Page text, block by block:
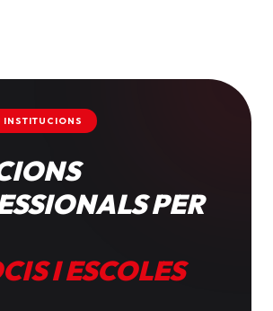
INSTITUCIONS
PER
I ESCOLES